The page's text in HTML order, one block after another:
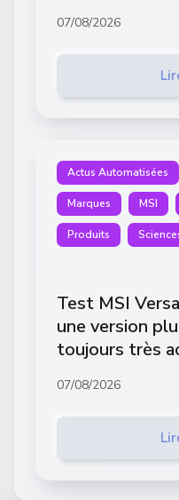
07/08/2026
Actus Automatisées
Marques MSI
Produits
Test MSI
une version
toujours très
07/08/2026